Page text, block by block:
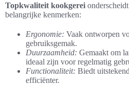
Topkwaliteit kookgerei
belangrijke kenmerken:
Ergonomie: Vaak ontworpen
gebruiksgemak.
Duurzaamheid: Gemaakt om
ideaal zijn voor regelmatig
Functionaliteit: Biedt
efficiënter.